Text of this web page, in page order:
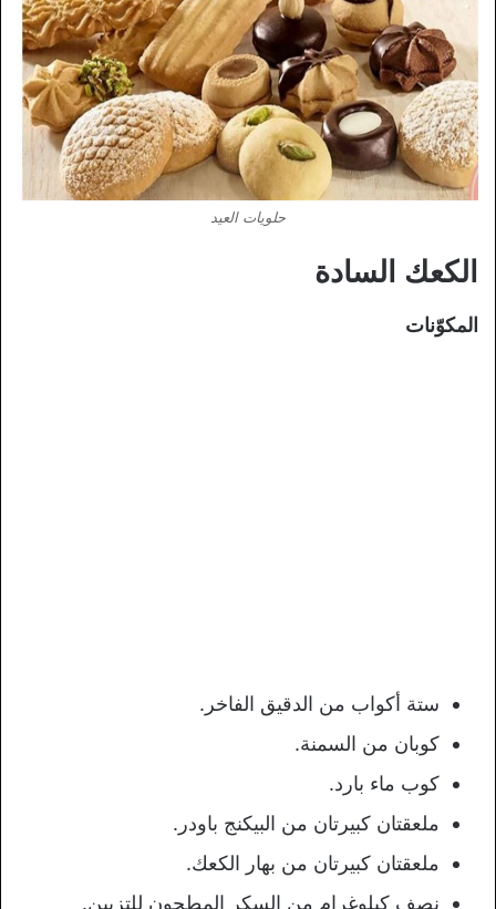
حلويات العيد
الكعك السادة
المكوّنات
ستة أكواب من الدقيق الفاخر.
كوبان من السمنة.
كوب ماء بارد.
ملعقتان كبيرتان من البيكنج باودر.
ملعقتان كبيرتان من بهار الكعك.
نصف كيلوغرام من السكر المطحون للتزيين.